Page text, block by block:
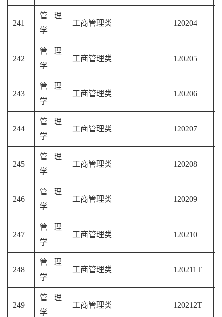
241
管理
学
工商管理类 120204
242
管理
学
工商管理类 120205
243
管理
学
工商管理类 120206
244
管理
学
工商管理类 120207
245
管理
学
工商管理类 120208
246
管理
学
工商管理类 120209
247
管理
学
工商管理类 120210
248
管理
学
工商管理类 120211T
249
管理
学
工商管理类 120212T